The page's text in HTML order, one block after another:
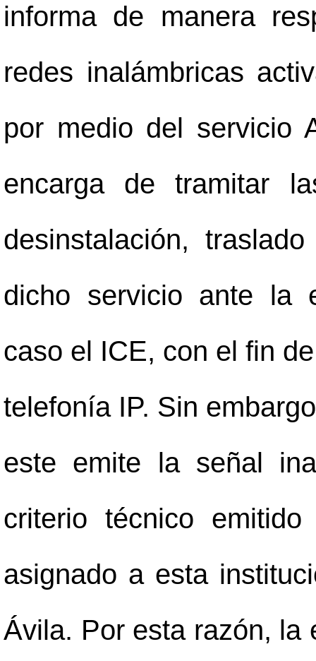
informa de manera
redes inalámbricas
por medio del servicio
encarga de tramitar
desinstalación,
dicho servicio ante la
caso el ICE, con el fin
telefonía IP. Sin
este emite la señal
criterio técnico
asignado a esta
Ávila. Por esta razón, la